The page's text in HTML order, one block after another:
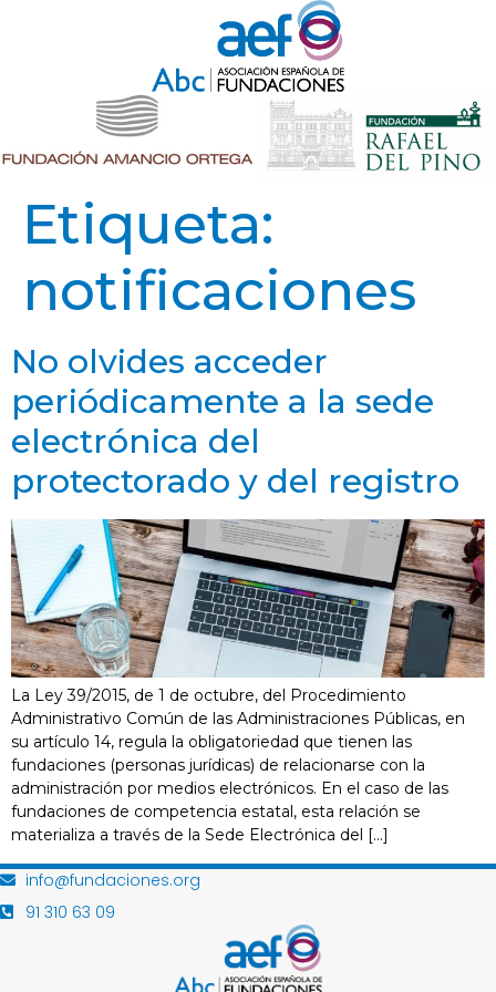
Etiqueta:
notificaciones
No olvides acceder
periódicamente a la sede
electrónica del
protectorado y del registro
La Ley 39/2015, de 1 de octubre, del Procedimiento
Administrativo Común de las Administraciones Públicas, en
su artículo 14, regula la obligatoriedad que tienen las
fundaciones (personas jurídicas) de relacionarse con la
administración por medios electrónicos. En el caso de las
fundaciones de competencia estatal, esta relación se
materializa a través de la Sede Electrónica del […]
info@fundaciones.org
91 310 63 09